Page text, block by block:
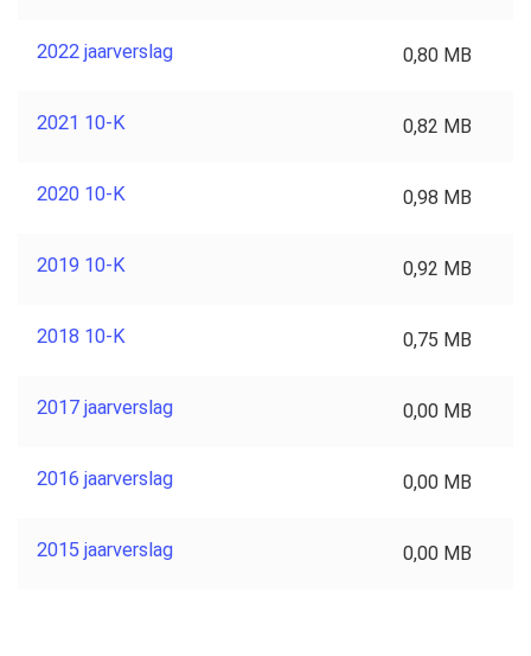
2022 jaarverslag 0,80 MB
2021 10-K 0,82 MB
2020 10-K 0,98 MB
2019 10-K 0,92 MB
2018 10-K 0,75 MB
2017 jaarverslag 0,00 MB
2016 jaarverslag 0,00 MB
2015 jaarverslag 0,00 MB